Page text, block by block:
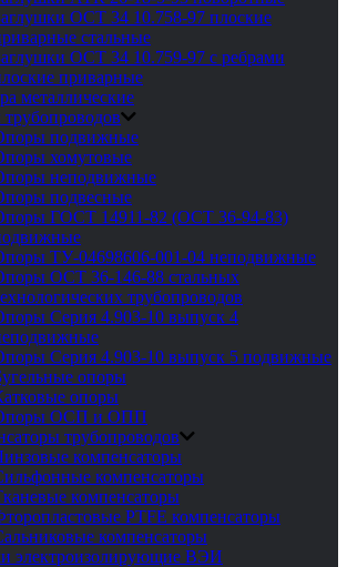
ОСТ 34 10.758-97 плоские
стальные
ОСТ 34 10.759-97 с ребрами
приварные
металлические
подвижные
хомутовые
неподвижные
подвесные
ГОСТ 14911-82 (ОСТ 36-94-83)
ТУ-04698606-001-04 неподвижные
ОСТ 36-146-88 стальных
трубопроводов
Серия 4.903-10 выпуск 4
Серия 4.903-10 выпуск 5 подвижные
опоры
опоры
ОСП и ОПП
трубопроводов
компенсаторы
компенсаторы
компенсаторы
PTFE компенсаторы
компенсаторы
электроизолирующие ВЭИ